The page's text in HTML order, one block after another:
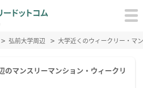
弘前大学周辺 大学近くのウィークリー・マ
のマンスリーマンション・ウィークリ